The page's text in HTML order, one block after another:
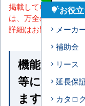
掲載しているスペッ
は、万全の保証をい
詳細はお問い合わせ
機能一覧 ※
等によって
ます
tips_and_updatesお役
メーカ
補助金
リース
延長保
カタロ